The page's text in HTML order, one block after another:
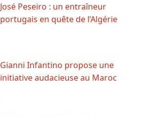
José Peseiro : un entraîneur
portugais en quête de l’Algérie
Gianni Infantino propose une
initiative audacieuse au Maroc